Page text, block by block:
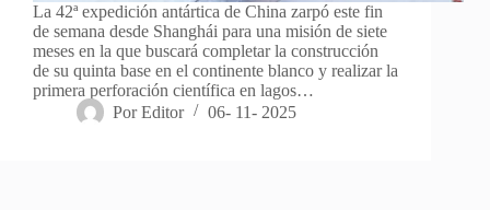
La 42ª expedición antártica de China zarpó este fin
de semana desde Shanghái para una misión de siete
meses en la que buscará completar la construcción
de su quinta base en el continente blanco y realizar la
primera perforación científica en lagos…
Por Editor 06- 11- 2025